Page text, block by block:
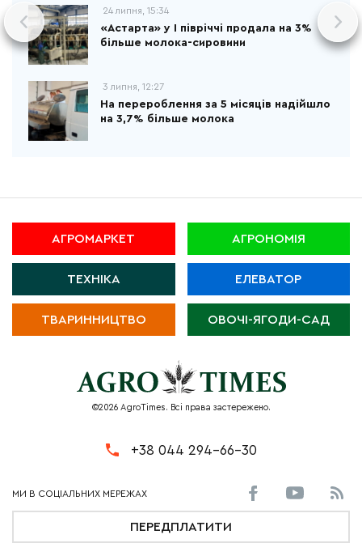
24 липня, 15:34
«Астарта» у І півріччі продала на 3%
більше молока-сировини
3 липня, 12:27
На перероблення за 5 місяців надійшло
на 3,7% більше молока
АГРОМАРКЕТ АГРОНОМІЯ
ТЕХНІКА ЕЛЕВАТОР
ТВАРИННИЦТВО ОВОЧІ-ЯГОДИ-САД
©2026 AgroTimes. Всі права застережено.
+38 044 294-66-30
ПЕРЕДПЛАТИТИ